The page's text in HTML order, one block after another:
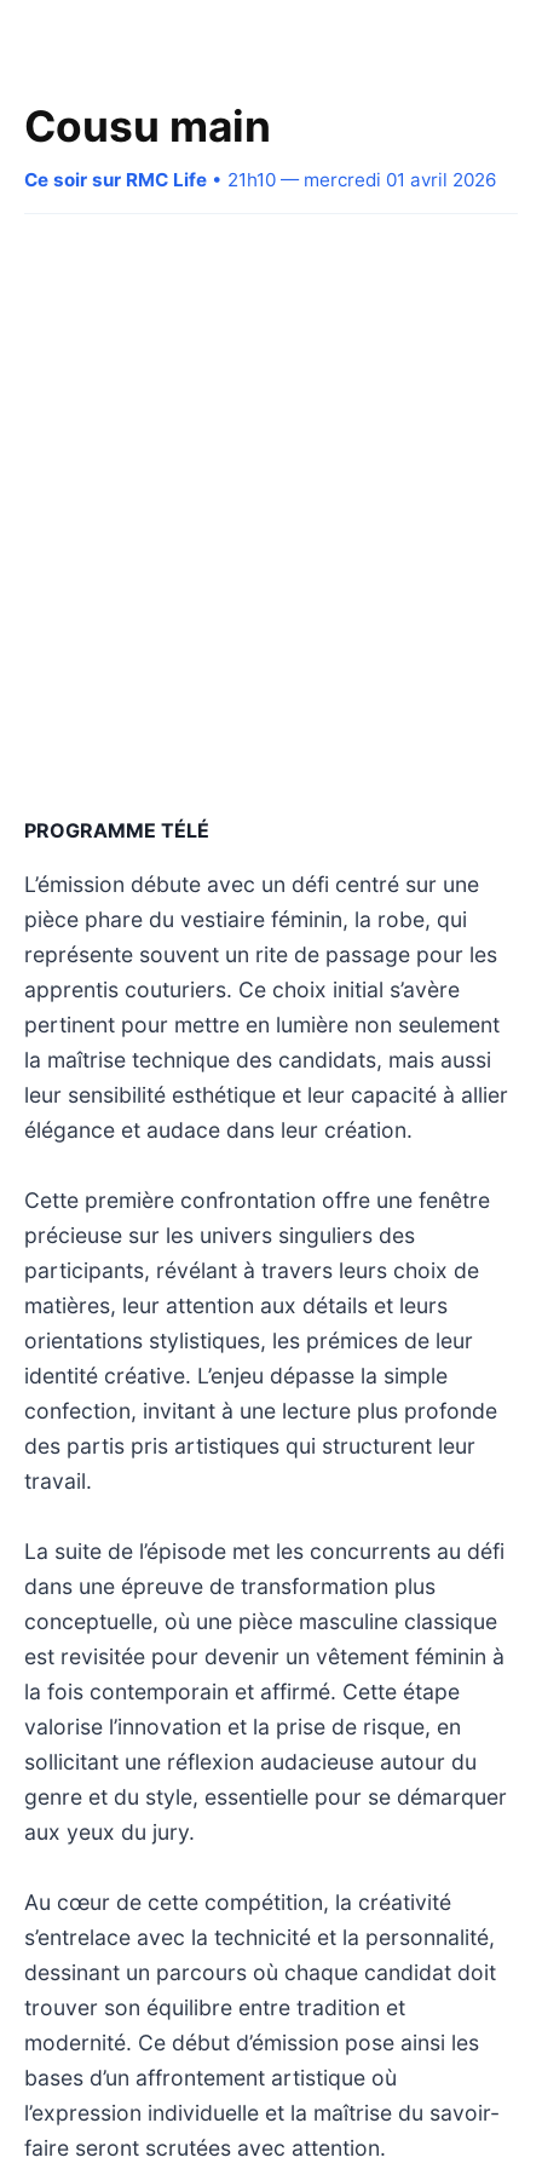
Cousu main
Ce soir sur RMC Life • 21h10 — mercredi 01 avril 2026
PROGRAMME TÉLÉ
L’émission débute avec un défi centré sur une
pièce phare du vestiaire féminin, la robe, qui
représente souvent un rite de passage pour les
apprentis couturiers. Ce choix initial s’avère
pertinent pour mettre en lumière non seulement
la maîtrise technique des candidats, mais aussi
leur sensibilité esthétique et leur capacité à allier
élégance et audace dans leur création.
Cette première confrontation offre une fenêtre
précieuse sur les univers singuliers des
participants, révélant à travers leurs choix de
matières, leur attention aux détails et leurs
orientations stylistiques, les prémices de leur
identité créative. L’enjeu dépasse la simple
confection, invitant à une lecture plus profonde
des partis pris artistiques qui structurent leur
travail.
La suite de l’épisode met les concurrents au défi
dans une épreuve de transformation plus
conceptuelle, où une pièce masculine classique
est revisitée pour devenir un vêtement féminin à
la fois contemporain et affirmé. Cette étape
valorise l’innovation et la prise de risque, en
sollicitant une réflexion audacieuse autour du
genre et du style, essentielle pour se démarquer
aux yeux du jury.
Au cœur de cette compétition, la créativité
s’entrelace avec la technicité et la personnalité,
dessinant un parcours où chaque candidat doit
trouver son équilibre entre tradition et
modernité. Ce début d’émission pose ainsi les
bases d’un affrontement artistique où
l’expression individuelle et la maîtrise du savoir-
faire seront scrutées avec attention.